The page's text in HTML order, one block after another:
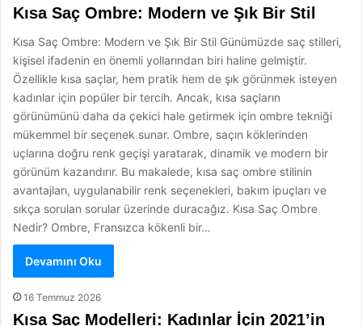
Kısa Saç Ombre: Modern ve Şık Bir Stil
Kısa Saç Ombre: Modern ve Şık Bir Stil Günümüzde saç stilleri,
kişisel ifadenin en önemli yollarından biri haline gelmiştir.
Özellikle kısa saçlar, hem pratik hem de şık görünmek isteyen
kadınlar için popüler bir tercih. Ancak, kısa saçların
görünümünü daha da çekici hale getirmek için ombre tekniği
mükemmel bir seçenek sunar. Ombre, saçın köklerinden
uçlarına doğru renk geçişi yaratarak, dinamik ve modern bir
görünüm kazandırır. Bu makalede, kısa saç ombre stilinin
avantajları, uygulanabilir renk seçenekleri, bakım ipuçları ve
sıkça sorulan sorular üzerinde duracağız. Kısa Saç Ombre
Nedir? Ombre, Fransızca kökenli bir…
Devamını Oku
16 Temmuz 2026
Kısa Saç Modelleri: Kadınlar İçin 2021’in